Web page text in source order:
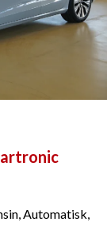
Automatisk,